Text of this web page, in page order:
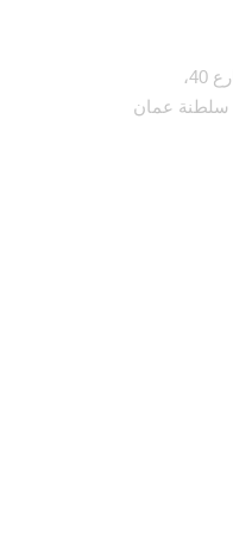
سلطنة عمان